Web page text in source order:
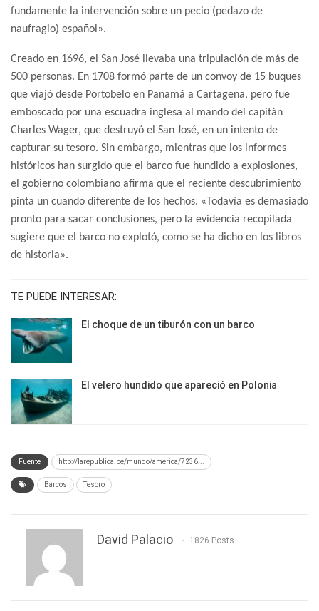
fundamente la intervención sobre un pecio (pedazo de
naufragio) español».
Creado en 1696, el San José llevaba una tripulación de más de
500 personas. En 1708 formó parte de un convoy de 15 buques
que viajó desde Portobelo en Panamá a Cartagena, pero fue
emboscado por una escuadra inglesa al mando del capitán
Charles Wager, que destruyó el San José, en un intento de
capturar su tesoro. Sin embargo, mientras que los informes
históricos han surgido que el barco fue hundido a explosiones,
el gobierno colombiano afirma que el reciente descubrimiento
pinta un cuando diferente de los hechos. «Todavía es demasiado
pronto para sacar conclusiones, pero la evidencia recopilada
sugiere que el barco no explotó, como se ha dicho en los libros
de historia».
TE PUEDE INTERESAR:
El choque de un tiburón con un barco
El velero hundido que apareció en Polonia
Fuente http://larepublica.pe/mundo/america/7236...
Barcos Tesoro
David Palacio 1826 Posts